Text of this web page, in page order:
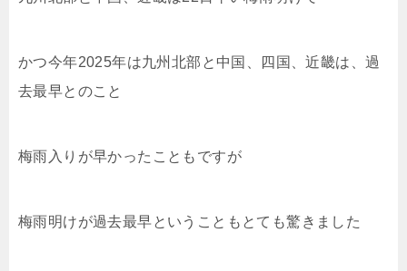
かつ今年2025年は九州北部と中国、四国、近畿は、過
去最早とのこと
梅雨入りが早かったこともですが
梅雨明けが過去最早ということもとても驚きました